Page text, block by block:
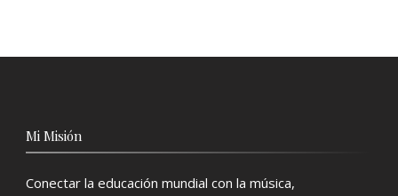
Mi Misión
Conectar la educación mundial con la música,